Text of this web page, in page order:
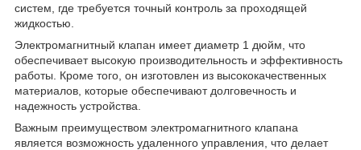
систем, где требуется точный контроль за проходящей
жидкостью.
Электромагнитный клапан имеет диаметр 1 дюйм, что
обеспечивает высокую производительность и эффективность
работы. Кроме того, он изготовлен из высококачественных
материалов, которые обеспечивают долговечность и
надежность устройства.
Важным преимуществом электромагнитного клапана
является возможность удаленного управления, что делает